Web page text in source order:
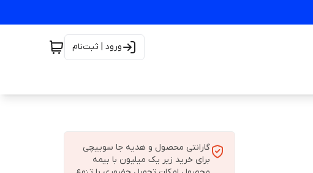
ورود | ثبت‌نام
گارانتی محصول و هدیه جا سوییچی
برای خرید زیر یک میلیون با بیمه